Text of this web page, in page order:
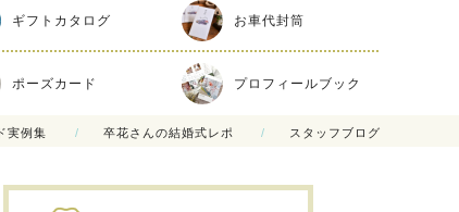
ギフトカタログ お車代封筒
ポーズカード プロフィールブック
実例集 卒花さんの結婚式レポ スタッフブログ